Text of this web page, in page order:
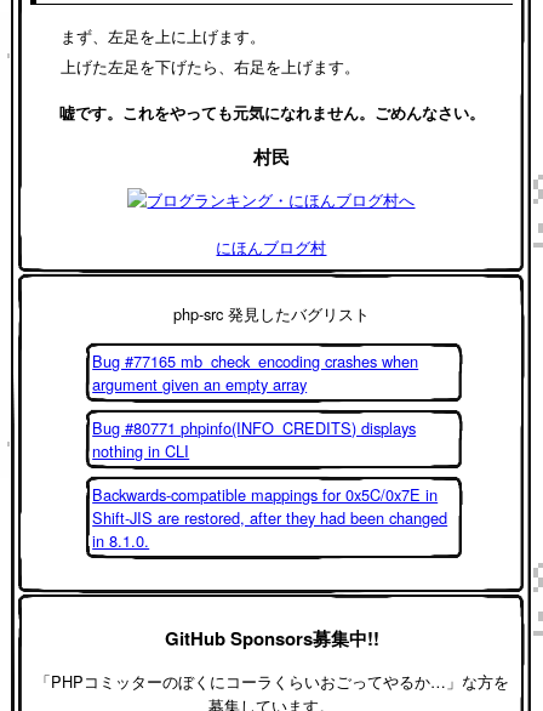
まず、左足を上に上げます。
上げた左足を下げたら、右足を上げます。
嘘です。これをやっても元気になれません。ごめんなさい。
村民
にほんブログ村
php-src 発見したバグリスト
Bug #77165 mb_check_encoding crashes when
argument given an empty array
Bug #80771 phpinfo(INFO_CREDITS) displays
nothing in CLI
Backwards-compatible mappings for 0x5C/0x7E in
Shift-JIS are restored, after they had been changed
in 8.1.0.
GitHub Sponsors募集中!!
「PHPコミッターのぼくにコーラくらいおごってやるか…」な方を
募集しています。